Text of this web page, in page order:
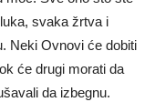
svaka žrtva i
Neki Ovnovi će dobiti
će drugi morati da
da izbegnu.